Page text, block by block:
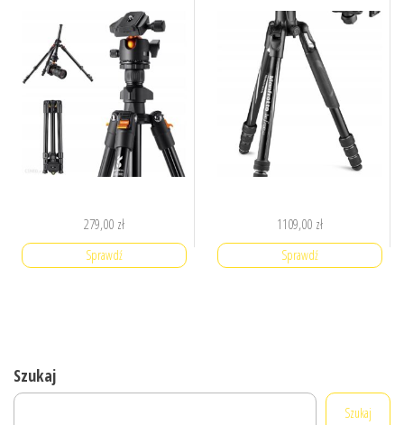
279,00 zł
Sprawdź
1109,00 zł
Sprawdź
Szukaj
Szukaj